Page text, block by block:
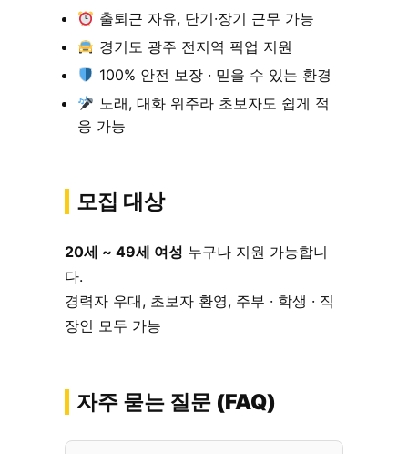
출퇴근 자유, 단기·장기 근무 가능
경기도 광주 전지역 픽업 지원
100% 안전 보장 · 믿을 수 있는 환경
노래, 대화 위주라 초보자도 쉽게 적
응 가능
모집 대상
20세 ~ 49세 여성 누구나 지원 가능합니
다.
경력자 우대, 초보자 환영, 주부 · 학생 · 직
장인 모두 가능
자주 묻는 질문 (FAQ)